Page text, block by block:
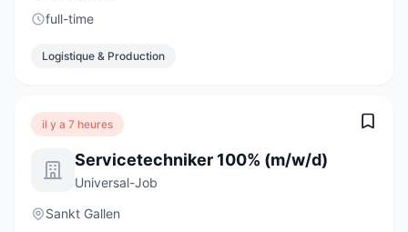
full-time
Logistique & Production
il y a 7 heures
Servicetechniker 100% (m/w/d)
Universal-Job
Sankt Gallen